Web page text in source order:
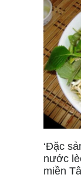
‘Đặc
nước
miền